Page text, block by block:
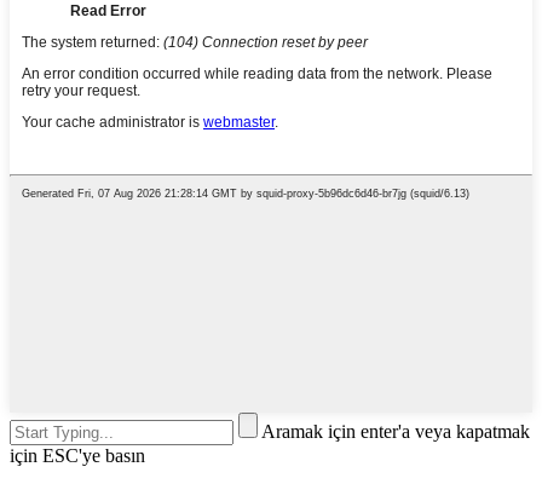
Aramak için enter'a veya kapatmak
için ESC'ye basın